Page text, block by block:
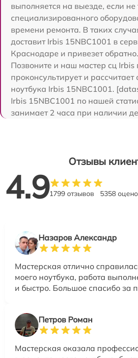
выполняется на выезде, если не
специализированного
времени ремонта. В таких
доставит Irbis 15NBC1001 в
Краснодаре и привезет обратно.
Позвоните и наш мастер сц Irbis
проконсультирует и рассчитает
ноутбука Irbis 15NBC1001.
Irbis 15NBC1001 по нашей
занимает 2 часа при наличии
Отзывы
4.91799 отзывов 5358
Назаров Александр
Мастерская отлично
моего ноутбука, работа
и быстро. Большое спасибо за
Петров Роман
Мастерская оказала